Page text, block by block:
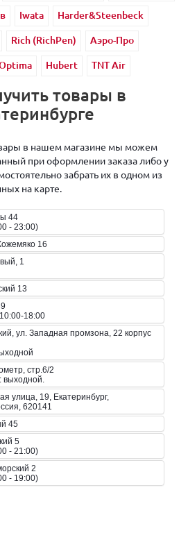
Iwata
Harder&Steenbeck
Rich (RichPen)
Аэро-Про
Hubert TNT Air
товары в
в нашем магазине мы можем
при оформлении заказа либо у
забрать их в одном из
на карте.
44
- 23:00)
16
1
13
18:00
ул. Западная промзона, 22 корпус
стр.6/2
выходной.
улица, 19, Екатеринбург,
620141
45
5
- 21:00)
2
- 19:00)